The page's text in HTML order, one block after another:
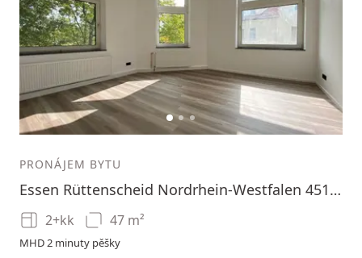
12 3
PRONÁJEM BYTU
Essen Rüttenscheid Nordrhein-Westfalen 45131
2+kk 47 m²
MHD 2 minuty pěšky